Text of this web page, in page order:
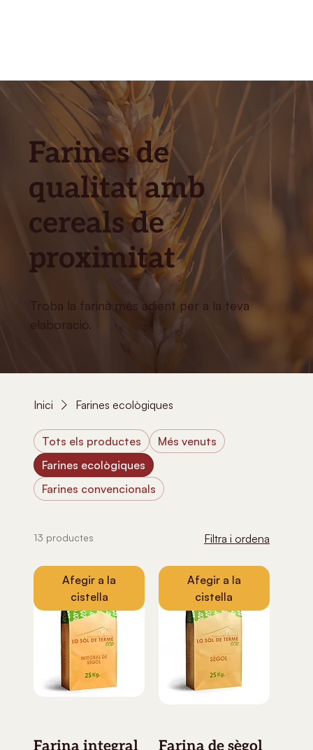
Farines de
qualitat amb
cereals de
proximitat
Troba la farina més adient per a la teva
elaboració.
Inici Farines ecològiques
Tots els productes
Més venuts
Farines ecològiques
Farines convencionals
13 productes Filtra i ordena
Afegir a la
cistella
Farina integral
Afegir a la
cistella
Farina de sègol